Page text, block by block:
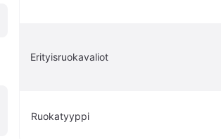
Erityisruokavaliot
Ruokatyyppi